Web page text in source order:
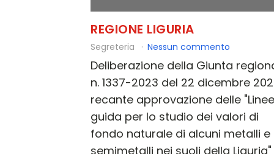
REGIONE LIGURIA
Segreteria Nessun commento
Deliberazione della Giunta
n. 1337-2023 del 22 dicembre
recante approvazione delle "Linee
guida per lo studio dei valori di
fondo naturale di alcuni metalli e
semimetalli nei suoli della Liguria"